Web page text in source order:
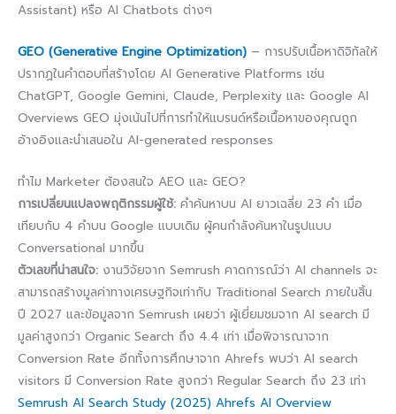
Assistant) หรือ AI Chatbots ต่างๆ
GEO (Generative Engine Optimization) – การปรับเนื้อหาดิจิทัลให้
ปรากฏในคำตอบที่สร้างโดย AI Generative Platforms เช่น
ChatGPT, Google Gemini, Claude, Perplexity และ Google AI
Overviews GEO มุ่งเน้นไปที่การทำให้แบรนด์หรือเนื้อหาของคุณถูก
อ้างอิงและนำเสนอใน AI-generated responses
ทำไม Marketer ต้องสนใจ AEO และ GEO?
การเปลี่ยนแปลงพฤติกรรมผู้ใช้: คำค้นหาบน AI ยาวเฉลี่ย 23 คำ เมื่อ
เทียบกับ 4 คำบน Google แบบเดิม ผู้คนกำลังค้นหาในรูปแบบ
Conversational มากขึ้น
ตัวเลขที่น่าสนใจ: งานวิจัยจาก Semrush คาดการณ์ว่า AI channels จะ
สามารถสร้างมูลค่าทางเศรษฐกิจเท่ากับ Traditional Search ภายในสิ้น
ปี 2027 และข้อมูลจาก Semrush เผยว่า ผู้เยี่ยมชมจาก AI search มี
มูลค่าสูงกว่า Organic Search ถึง 4.4 เท่า เมื่อพิจารณาจาก
Conversion Rate อีกทั้งการศึกษาจาก Ahrefs พบว่า AI search
visitors มี Conversion Rate สูงกว่า Regular Search ถึง 23 เท่า
Semrush AI Search Study (2025) Ahrefs AI Overview